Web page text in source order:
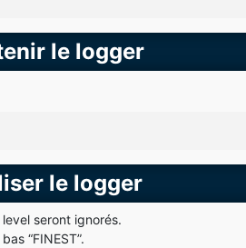
defaut)
Color.WHITE);
dans le terminal :
defaut.
le logger
le logger
seront ignorés.
“FINEST”.